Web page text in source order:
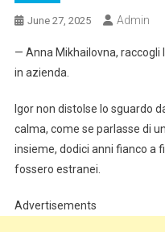
June 27, 2025 Admin
— Anna Mikhailovna, raccogli
in azienda.
Igor non distolse lo sguardo
calma, come se parlasse di
insieme, dodici anni fianco a
fossero estranei.
Advertisements